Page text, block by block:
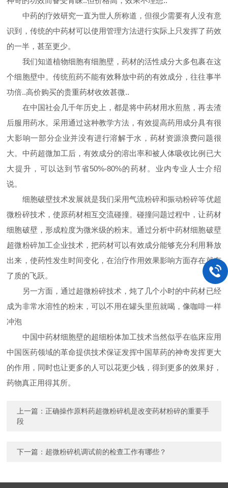
中药的疗效研究一直为世人所称道，但很少需要有人没有意
识到，传统的中药材可以使用管理方法进行实际上只发挥了药效
的一半，甚至更少。
我们知道植物细胞有细胞壁，药材的活性成分大多包裹在这
个细胞壁中。传统煎药不能有效释放中药的有效成分，往往事半
功倍..高价购买的贵重药材收效甚微..
在中国社会几千年历史上，都是将中药材用水煎熬，再去渣
后服用药水。采用通过这种教学方法，有效提高药用成分具有很
大影响一部分企业并没有进行溶解于水，药材资源浪费问题很
大。中药超微加工后，有效成分的溶出率和被人体吸收比例已大
大提升，可以达到节省50%-80%的药材。业内专业人士介绍
说。
细胞破壁技术发展就是我们采用气流粉碎和振动粉碎等优超
微粉碎技术，使原药材相互交流碰撞。碰撞问题过程中，让药材
细胞破壁，形成粒度为微米级的粉末。通过分析中药材细胞破壁
超微粉碎加工企业技术，把药材可以有效成分能够充分利用释放
出来，使药性发生时间变化，在治疗作用效果影响方面存在就有
了质的飞跃。
另一方面，通过超微粉碎技术，炖了几个小时的中药材已经
成为非常水溶性的粉末，可以不用在罐头里煎就喝，像咖啡一样
冲泡
中国中药材细胞壁的超细粉体加工技术当然似乎在临床应用
中国医药领域的革命提供技术保证发挥中国草药的神奇发挥更大
的作用，同时也让更多的人可以花更少钱，得到更多的效果好，
药物真正用得其所。
上一篇： 正确操作原料药超微粉碎机是改变药材粉碎的重要手
段
下一篇： 超微粉碎机调试前的检查工作有哪些？